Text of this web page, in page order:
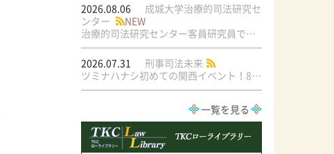
2026.08.06
成城大学治療的司法研究セ
ンター
NEW
治療的司法研究センター客員研究員で元・弁護士の菅原直美氏の論文が公刊されました
2026.07.31
刑事司法未来
ツミナハナシ初めての関西イベント！8/17（月）＠梅田ラテラル
一覧を見る